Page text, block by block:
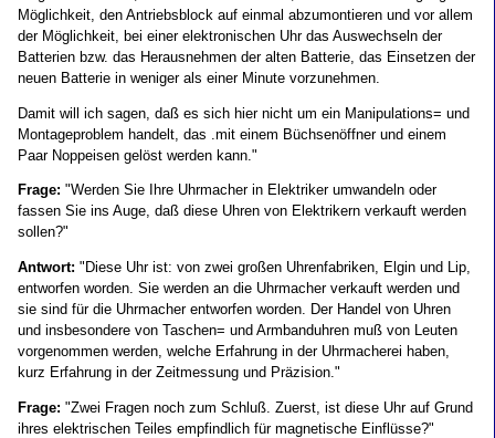
Möglichkeit, den Antriebsblock auf einmal abzumontieren und vor allem
der Möglichkeit, bei einer elektronischen Uhr das Auswechseln der
Batterien bzw. das Herausnehmen der alten Batterie, das Einsetzen der
neuen Batterie in weniger als einer Minute vorzunehmen.
Damit will ich sagen, daß es sich hier nicht um ein Manipulations= und
Montageproblem handelt, das .mit einem Büchsenöffner und einem
Paar Noppeisen gelöst werden kann."
Frage: "Werden Sie Ihre Uhrmacher in Elektriker umwandeln oder
fassen Sie ins Auge, daß diese Uhren von Elektrikern verkauft werden
sollen?"
Antwort: "Diese Uhr ist: von zwei großen Uhrenfabriken, Elgin und Lip,
entworfen worden. Sie werden an die Uhrmacher verkauft werden und
sie sind für die Uhrmacher entworfen worden. Der Handel von Uhren
und insbesondere von Taschen= und Armbanduhren muß von Leuten
vorgenommen werden, welche Erfahrung in der Uhrmacherei haben,
kurz Erfahrung in der Zeitmessung und Präzision."
Frage: "Zwei Fragen noch zum Schluß. Zuerst, ist diese Uhr auf Grund
ihres elektrischen Teiles empfindlich für magnetische Einflüsse?"